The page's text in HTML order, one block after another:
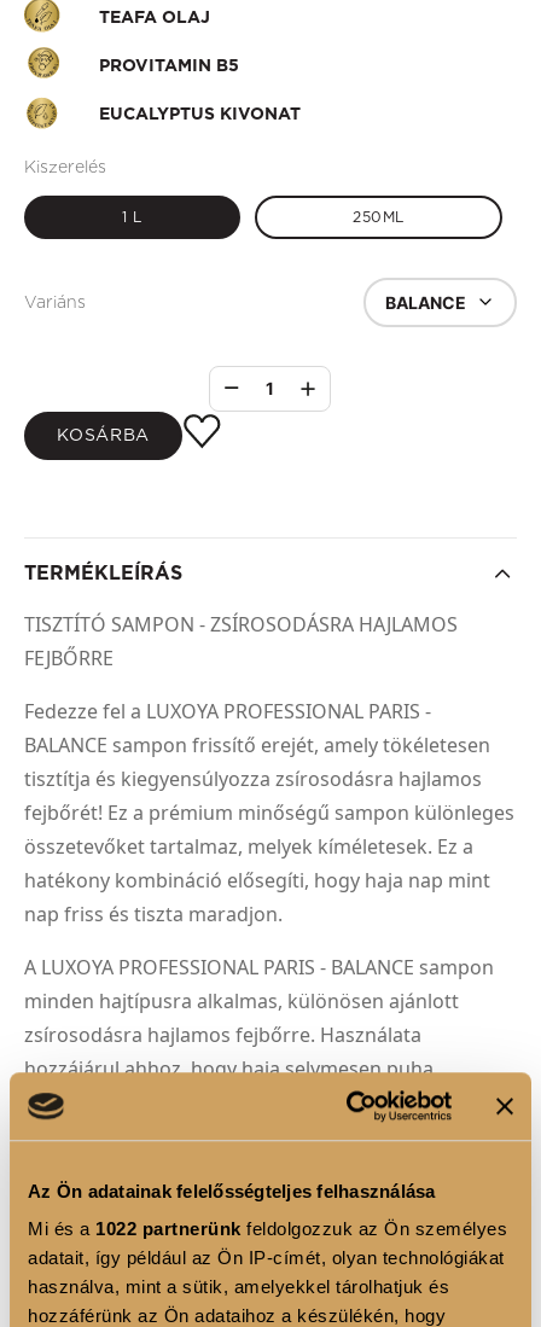
Az Ön adatainak felelősségteljes felhasználása
Mi és a 1022 partnerünk feldolgozzuk az Ön személyes
adatait, így például az Ön IP-címét, olyan technológiákat
használva, mint a sütik, amelyekkel tárolhatjuk és
hozzáférünk az Ön adataihoz a készülékén, hogy
TEAFA OLAJ
PROVITAMIN B5
EUCALYPTUS KIVONAT
Kiszerelés
1 L 250ML
Variáns BALANCE
1
KOSÁRBA
TERMÉKLEÍRÁS
TISZTÍTÓ SAMPON - ZSÍROSODÁSRA HAJLAMOS
FEJBŐRRE
Fedezze fel a LUXOYA PROFESSIONAL PARIS -
BALANCE sampon frissítő erejét, amely tökéletesen
tisztítja és kiegyensúlyozza zsírosodásra hajlamos
fejbőrét! Ez a prémium minőségű sampon különleges
összetevőket tartalmaz, melyek kíméletesek. Ez a
hatékony kombináció elősegíti, hogy haja nap mint
nap friss és tiszta maradjon.
A LUXOYA PROFESSIONAL PARIS - BALANCE sampon
minden hajtípusra alkalmas, különösen ajánlott
zsírosodásra hajlamos fejbőrre. Használata
hozzájárul ahhoz, hogy haja selymesen puha,
könnyen kezelhető és ragyogóan egészséges legyen.
otthonában a LUXOYA PROFESSIONAL PARIS -
BALANCE samponnal!
Használati utasítás:
1. Nedvesítse be a hajat alaposan!